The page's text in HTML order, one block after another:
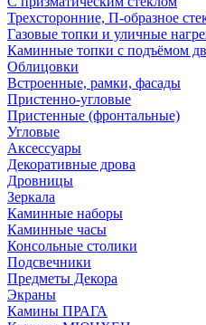
Трехсторонние, П-образное
Газовые топки и уличные
Каминные топки с подъёмом
Облицовки
Встроенные, рамки, фасады
Пристенно-угловые
Пристенные (фронтальные)
Угловые
Аксессуары
Декоративные дрова
Дровницы
Зеркала
Каминные наборы
Каминные часы
Консольные столики
Подсвечники
Предметы Декора
Экраны
Камины ПРАГА